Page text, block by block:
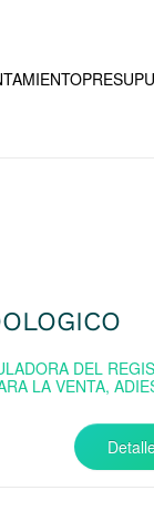
DEL
LA VENTA,